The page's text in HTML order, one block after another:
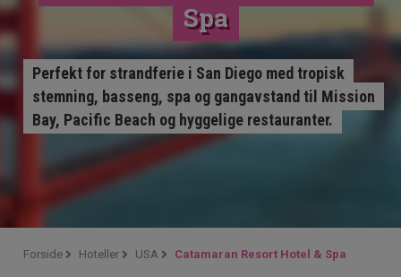
Spa
Perfekt for strandferie i San Diego med tropisk
stemning, basseng, spa og gangavstand til Mission
Bay, Pacific Beach og hyggelige restauranter.
Forside Hoteller USA Catamaran Resort Hotel & Spa